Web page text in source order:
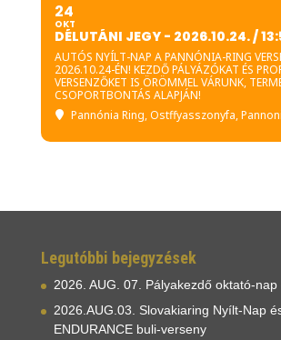
24
OKT
DÉLUTÁNI JEGY - 2026.10.24. /
AUTÓS NYÍLT-NAP A PANNÓNIA-RING
2026.10.24-ÉN! KEZDŐ PÁLYÁZÓKAT ÉS
VERSENZŐKET IS ÖRÖMMEL VÁRUNK,
CSOPORTBONTÁS ALAPJÁN!
Pannónia Ring, Ostffyasszonyfa,
Legutóbbi bejegyzések
2026. AUG. 07. Pályakezdő oktató-nap
2026.AUG.03. Slovakiaring Nyílt-Nap
ENDURANCE buli-verseny